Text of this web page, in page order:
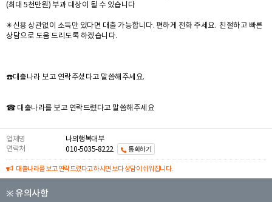
(최대 5천만원) 부과 대상이 될 수 있습니다
✴️신용 상관없이 소득만 있다면 대출 가능합니다. 편하게 전화 주세요. 친절하고 빠른
상담으로 도움 드리도록 하겠습니다.
☎️대출나라 보고 연락주셨다고 말씀해주세요.
☎ 대출나라를 보고 연락드렸다고 말씀해주세요
업체명
나의행복대부
연락처
010-5035-8222 통화하기
대출나라를 보고 연락드렸다고 하시면 보다 상담이 쉬워집니다.
※ 유의사항